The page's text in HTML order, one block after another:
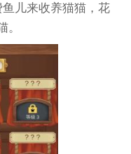
儿来收养猫猫，花